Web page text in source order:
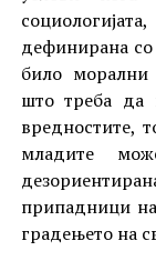
дефинирана
било морални
што треба да
вредностите,
младите
припадници
градењето на